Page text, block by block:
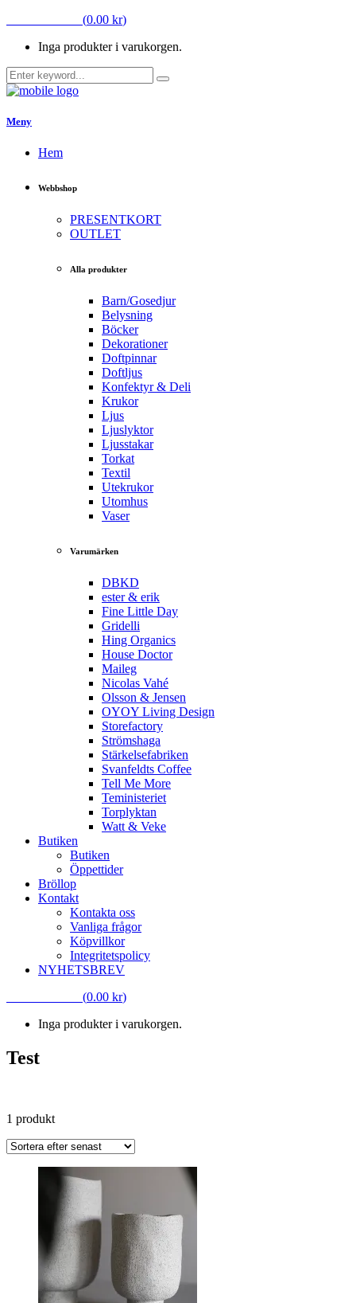
(0.00 kr)
Inga produkter i varukorgen.
Meny
Hem
Webbshop
PRESENTKORT
OUTLET
Alla produkter
Barn/Gosedjur
Belysning
Böcker
Dekorationer
Doftpinnar
Doftljus
Konfektyr & Deli
Krukor
Ljus
Ljuslyktor
Ljusstakar
Torkat
Textil
Utekrukor
Utomhus
Vaser
Varumärken
DBKD
ester & erik
Fine Little Day
Gridelli
Hing Organics
House Doctor
Maileg
Nicolas Vahé
Olsson & Jensen
OYOY Living Design
Storefactory
Strömshaga
Stärkelsefabriken
Svanfeldts Coffee
Tell Me More
Teministeriet
Torplyktan
Watt & Veke
Butiken
Butiken
Öppettider
Bröllop
Kontakt
Kontakta oss
Vanliga frågor
Köpvillkor
Integritetspolicy
NYHETSBREV
(0.00 kr)
Inga produkter i varukorgen.
Test
1 produkt